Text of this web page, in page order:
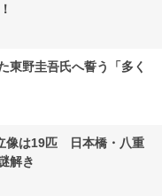
東野圭吾氏へ誓う「多く
像は19匹 日本橋・八重
解き